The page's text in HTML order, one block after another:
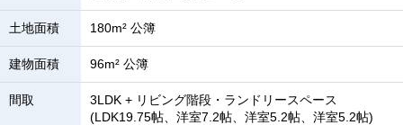
土地面積 180m² 公簿
建物面積 96m² 公簿
間取
3LDK + リビング階段・ランドリースペース
(LDK19.75帖、洋室7.2帖、洋室5.2帖、洋室5.2帖)